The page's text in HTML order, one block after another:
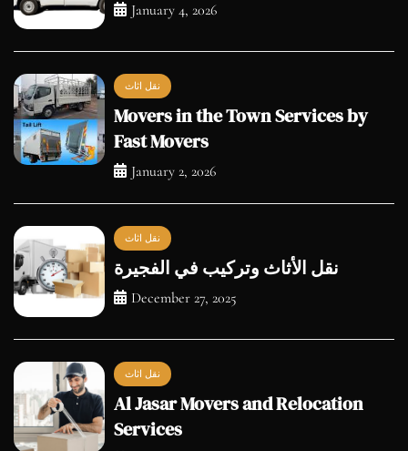
January 4, 2026
نقل اثاث
Movers in the Town Services by
Fast Movers
January 2, 2026
نقل اثاث
نقل الأثاث وتركيب في الفجيرة
December 27, 2025
نقل اثاث
Al Jasar Movers and Relocation
Services